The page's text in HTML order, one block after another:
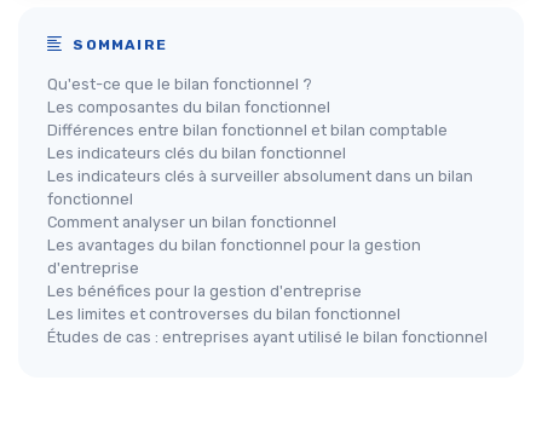
SOMMAIRE
Qu'est-ce que le bilan fonctionnel ?
Les composantes du bilan fonctionnel
Différences entre bilan fonctionnel et bilan comptable
Les indicateurs clés du bilan fonctionnel
Les indicateurs clés à surveiller absolument dans un bilan
fonctionnel
Comment analyser un bilan fonctionnel
Les avantages du bilan fonctionnel pour la gestion
d'entreprise
Les bénéfices pour la gestion d'entreprise
Les limites et controverses du bilan fonctionnel
Études de cas : entreprises ayant utilisé le bilan fonctionnel